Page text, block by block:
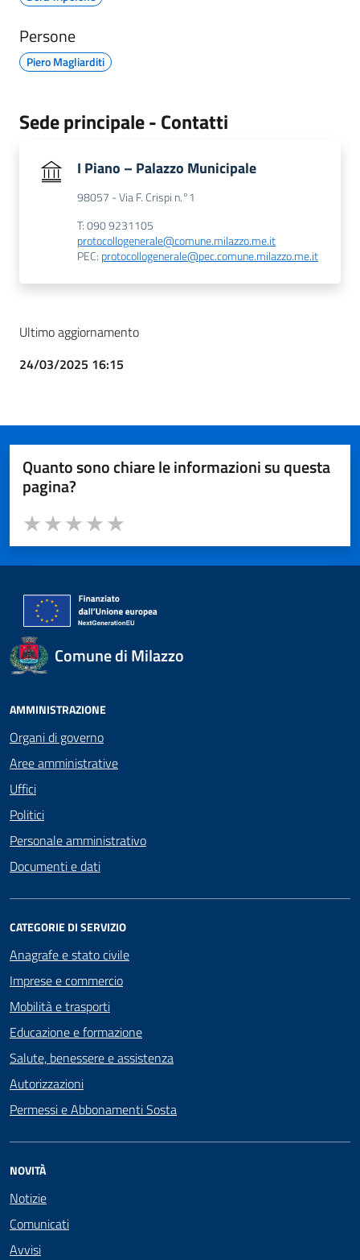
Persone
Piero Magliarditi
Sede principale - Contatti
I Piano – Palazzo Municipale
98057 - Via F. Crispi n.°1
T: 090 9231105
protocollogenerale@comune.milazzo.me.it
PEC: protocollogenerale@pec.comune.milazzo.me.it
Ultimo aggiornamento
24/03/2025 16:15
Quanto sono chiare le informazioni su questa
pagina?
Valuta da 1 a 5 stelle la pagina
Valuta 5 stelle su 5
Valuta 4 stelle su 5
Valuta 3 stelle su 5
Valuta 2 stelle su 5
Valuta 1 stelle su 5
Comune di Milazzo
AMMINISTRAZIONE
Organi di governo
Aree amministrative
Uffici
Politici
Personale amministrativo
Documenti e dati
CATEGORIE DI SERVIZIO
Anagrafe e stato civile
Imprese e commercio
Mobilità e trasporti
Educazione e formazione
Salute, benessere e assistenza
Autorizzazioni
Permessi e Abbonamenti Sosta
NOVITÀ
Notizie
Comunicati
Avvisi